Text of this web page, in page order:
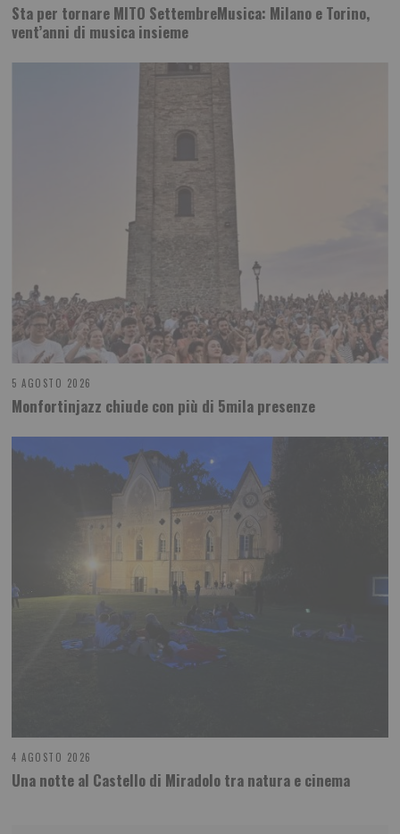
Sta per tornare MITO SettembreMusica: Milano e Torino,
vent’anni di musica insieme
5 AGOSTO 2026
Monfortinjazz chiude con più di 5mila presenze
4 AGOSTO 2026
Una notte al Castello di Miradolo tra natura e cinema